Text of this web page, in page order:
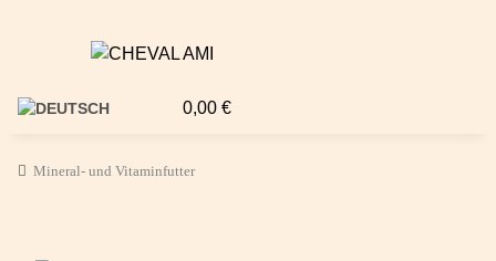
0,00 €
Mineral- und Vitaminfutter